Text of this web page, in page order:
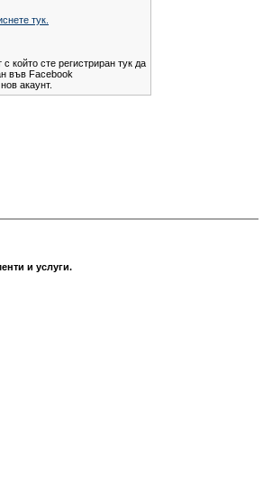
тук.
който сте регистриран тук да
във Facebook
акаунт.
и услуги.